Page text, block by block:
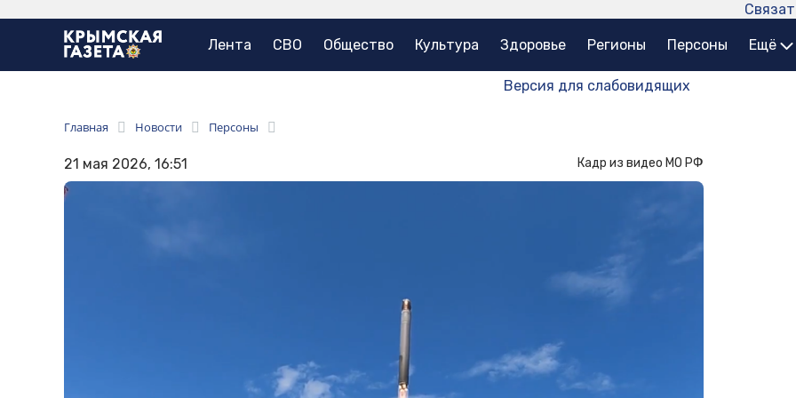
Лента СВО Общество Культура Здоровье Регионы Персоны Ещё
Версия для слабовидящих
Главная Новости Персоны
21 мая 2026, 16:51 Кадр из видео МО РФ